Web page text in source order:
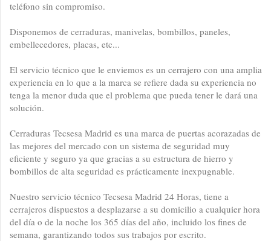
teléfono sin compromiso.
Disponemos de cerraduras, manivelas, bombillos, paneles,
embellecedores, placas, etc...
El servicio técnico que le enviemos es un cerrajero con una amplia
experiencia en lo que a la marca se refiere dada su experiencia no
tenga la menor duda que el problema que pueda tener le dará una
solución.
Cerraduras Tecsesa Madrid es una marca de puertas acorazadas de
las mejores del mercado con un sistema de seguridad muy
eficiente y seguro ya que gracias a su estructura de hierro y
bombillos de alta seguridad es prácticamente inexpugnable.
Nuestro servicio técnico Tecsesa Madrid 24 Horas, tiene a
cerrajeros dispuestos a desplazarse a su domicilio a cualquier hora
del día o de la noche los 365 días del año, incluido los fines de
semana, garantizando todos sus trabajos por escrito.